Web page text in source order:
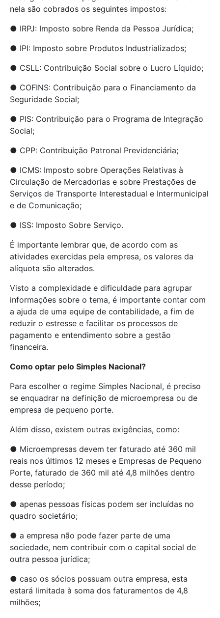
nela são cobrados os seguintes impostos:
● IRPJ: Imposto sobre Renda da Pessoa Jurídica;
● IPI: Imposto sobre Produtos Industrializados;
● CSLL: Contribuição Social sobre o Lucro Líquido;
● COFINS: Contribuição para o Financiamento da
Seguridade Social;
● PIS: Contribuição para o Programa de Integração
Social;
● CPP: Contribuição Patronal Previdenciária;
● ICMS: Imposto sobre Operações Relativas à
Circulação de Mercadorias e sobre Prestações de
Serviços de Transporte Interestadual e Intermunicipal
e de Comunicação;
● ISS: Imposto Sobre Serviço.
É importante lembrar que, de acordo com as
atividades exercidas pela empresa, os valores da
alíquota são alterados.
Visto a complexidade e dificuldade para agrupar
informações sobre o tema, é importante contar com
a ajuda de uma equipe de contabilidade, a fim de
reduzir o estresse e facilitar os processos de
pagamento e entendimento sobre a gestão
financeira.
Como optar pelo Simples Nacional?
Para escolher o regime Simples Nacional, é preciso
se enquadrar na definição de microempresa ou de
empresa de pequeno porte.
Além disso, existem outras exigências, como:
● Microempresas devem ter faturado até 360 mil
reais nos últimos 12 meses e Empresas de Pequeno
Porte, faturado de 360 mil até 4,8 milhões dentro
desse período;
● apenas pessoas físicas podem ser incluídas no
quadro societário;
● a empresa não pode fazer parte de uma
sociedade, nem contribuir com o capital social de
outra pessoa jurídica;
● caso os sócios possuam outra empresa, esta
estará limitada à soma dos faturamentos de 4,8
milhões;